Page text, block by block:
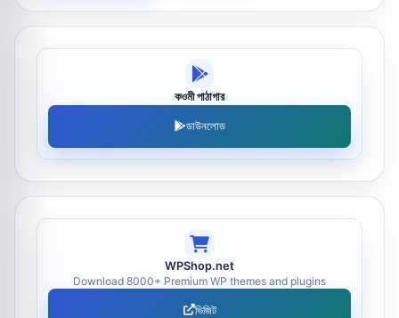
কওমী পাঠাগার
ডাউনলোড
WPShop.net
Download 8000+ Premium WP themes and plugins
ভিজিট